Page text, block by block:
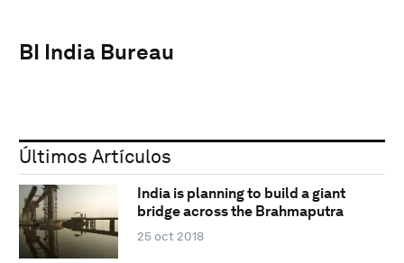
BI India Bureau
Últimos Artículos
India is planning to build a giant
bridge across the Brahmaputra
25 oct 2018